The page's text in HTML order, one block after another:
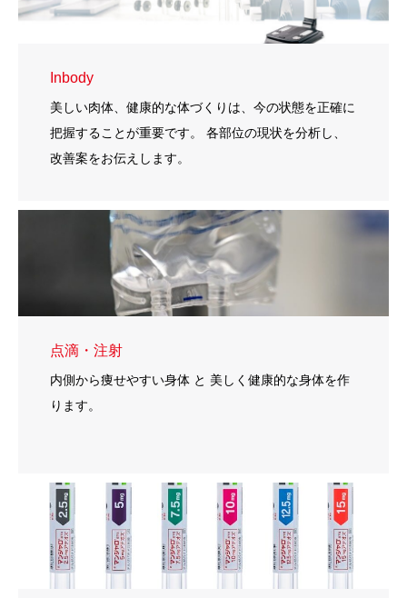
Inbody
美しい肉体、健康的な体づくりは、今の状態を正確に
把握することが重要です。 各部位の現状を分析し、
改善案をお伝えします。
点滴・注射
内側から痩せやすい身体 と 美しく健康的な身体を作
ります。